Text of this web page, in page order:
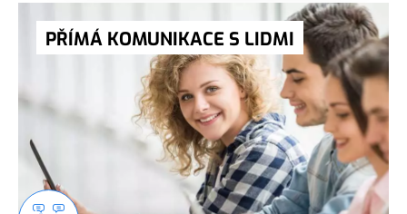
PŘÍMÁ KOMUNIKACE S LIDMI